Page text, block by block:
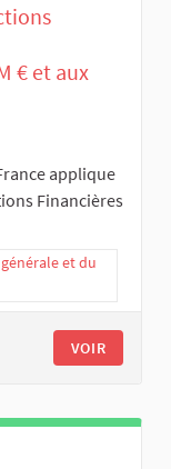
€ et aux
applique
Financières
et du
VOIR